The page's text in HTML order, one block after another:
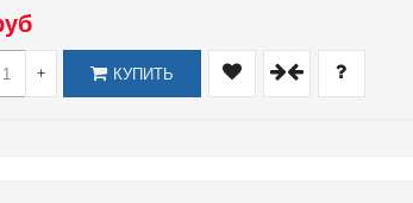
+ КУПИТЬ